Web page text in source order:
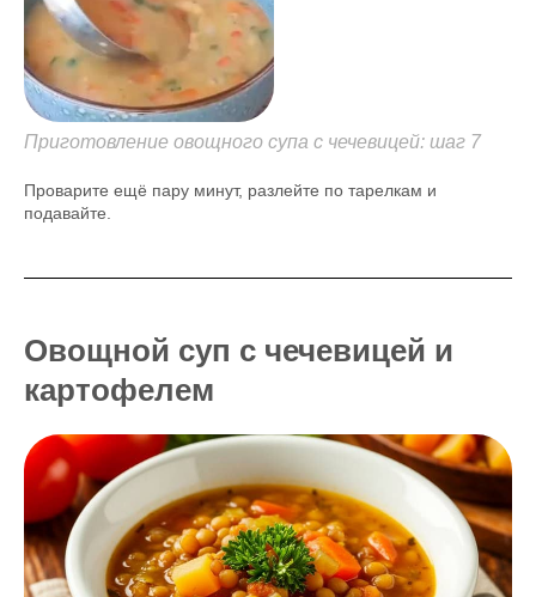
Приготовление овощного супа с чечевицей: шаг 7
Проварите ещё пару минут, разлейте по тарелкам и
подавайте.
Овощной суп с чечевицей и
картофелем